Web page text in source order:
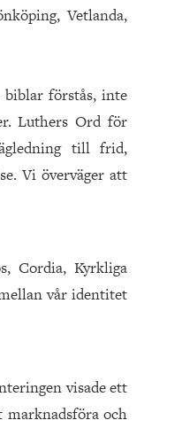
Vetlanda,
biblar förstås, inte
Luthers Ord för
till frid,
Vi överväger att
Cordia, Kyrkliga
vår identitet
visade ett
och